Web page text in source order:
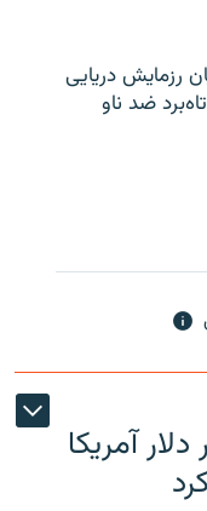
رزمایش دریایی
ضد ناو
آمریکا